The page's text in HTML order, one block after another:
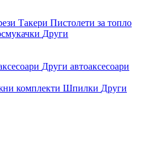
Такери Пистолети за топло
Други
Други автоаксесоари
комплекти Шпилки Други